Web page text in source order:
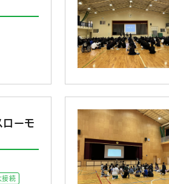
ローモ
接続